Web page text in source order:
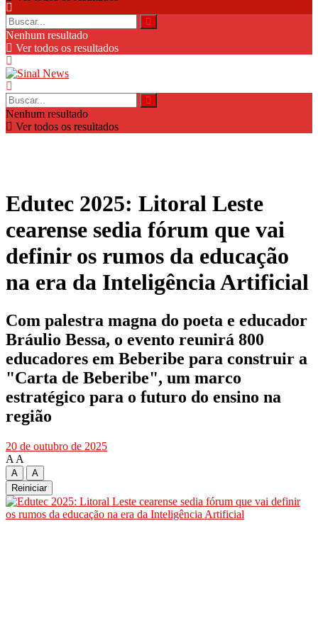
Nenhum resultado
Ver todos os resultados
Nenhum resultado
Ver todos os resultados
Edutec 2025: Litoral Leste
cearense sedia fórum que vai
definir os rumos da educação
na era da Inteligência Artificial
Com palestra magna do poeta e educador
Bráulio Bessa, o evento reunirá 800
educadores em Beberibe para construir a
"Carta de Beberibe", um marco
estratégico para o futuro do ensino na
região
20 de outubro de 2025
A A
A
A
Reiniciar